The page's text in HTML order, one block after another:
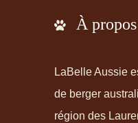
À propos
LaBelle Aussie
de berger
région des